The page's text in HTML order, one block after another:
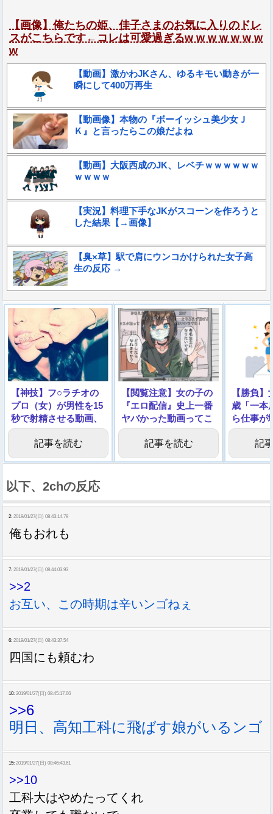
【画像】俺たちの姫、佳子さまのお気に入りのドレ
スがこちらです←コレは可愛過ぎるw w w w w w w
w
【動画】激かわJKさん、ゆるキモい動きが一
瞬にして400万再生
【動画像】本物の『ボーイッシュ美少女Ｊ
Ｋ』と言ったらこの娘だよね
【動画】大阪西成のJK、レベチｗｗｗｗｗｗ
ｗｗｗｗ
【実況】料理下手なJKがスコーンを作ろうと
した結果【→画像】
【臭×草】駅で肩にウンコかけられた女子高
生の反応 →
【神技】フ○ラチオの
プロ（女）が男性を15
秒で射精させる動画、
エロすぎる
記事を読む
【閲覧注意】女の子の
『エロ配信』史上一番
ヤバかった動画ってこ
れだよな…
記事を読む
【勝負
歳「一本
ら仕事が
→動画像
記
以下、2chの反応
2: 2019/01/27(日) 08:43:14.79
俺もおれも
7: 2019/01/27(日) 08:44:03.93
>>2
お互い、この時期は辛いンゴねぇ
6: 2019/01/27(日) 08:43:37.54
四国にも頼むわ
10: 2019/01/27(日) 08:45:17.66
>>6
明日、高知工科に飛ばす娘がいるンゴ
15: 2019/01/27(日) 08:46:43.61
>>10
工科大はやめたってくれ